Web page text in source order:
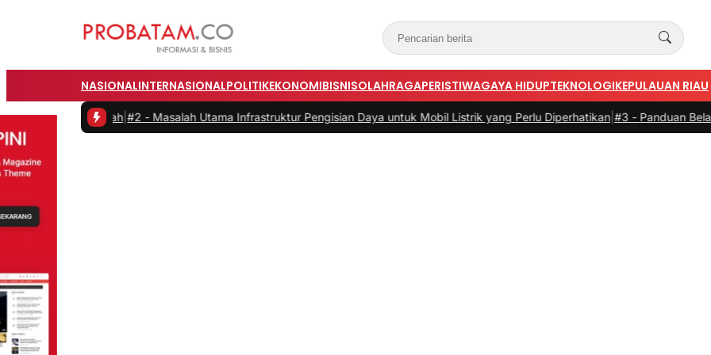
NASIONALINTERNASIONALPOLITIKEKONOMIBISNISOLAHRAGAPERISTIWAGAYA HIDUPTEKNOLOGIKEPULAUAN RIAU
Rumah #2 - Masalah Utama Infrastruktur Pengisian Daya untuk Mobil Listrik yang Perlu Diperhatikan|#3 -Panduan Belanja Online